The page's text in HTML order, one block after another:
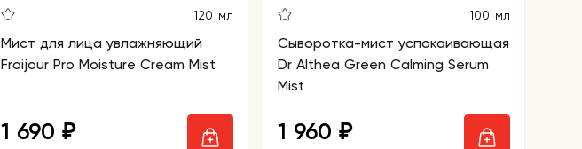
120 мл
Мист для лица увлажняющий
Fraijour Pro Moisture Cream Mist
1 690 ₽
100 мл
Сыворотка-мист успокаивающая
Dr Althea Green Calming Serum
Mist
1 960 ₽